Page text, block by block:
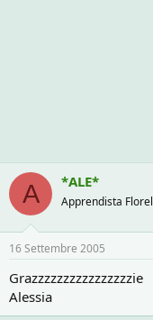
A *ALE*
Apprendista
16 Settembre 2005
Grazzzzzzzzzzzzzzzzie
Alessia